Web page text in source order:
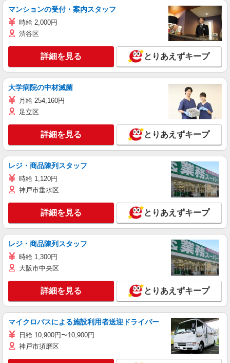
マンションの受付・案内スタッフ
時給 2,000円
渋谷区
詳細を見る とりあえずキープ
大学病院の中材滅菌
月給 254,160円
足立区
詳細を見る とりあえずキープ
レジ・商品陳列スタッフ
時給 1,120円
神戸市垂水区
詳細を見る とりあえずキープ
レジ・商品陳列スタッフ
時給 1,300円
大阪市中央区
詳細を見る とりあえずキープ
マイクロバスによる施設利用者送迎ドライバー
日給 10,900円〜10,900円
神戸市須磨区